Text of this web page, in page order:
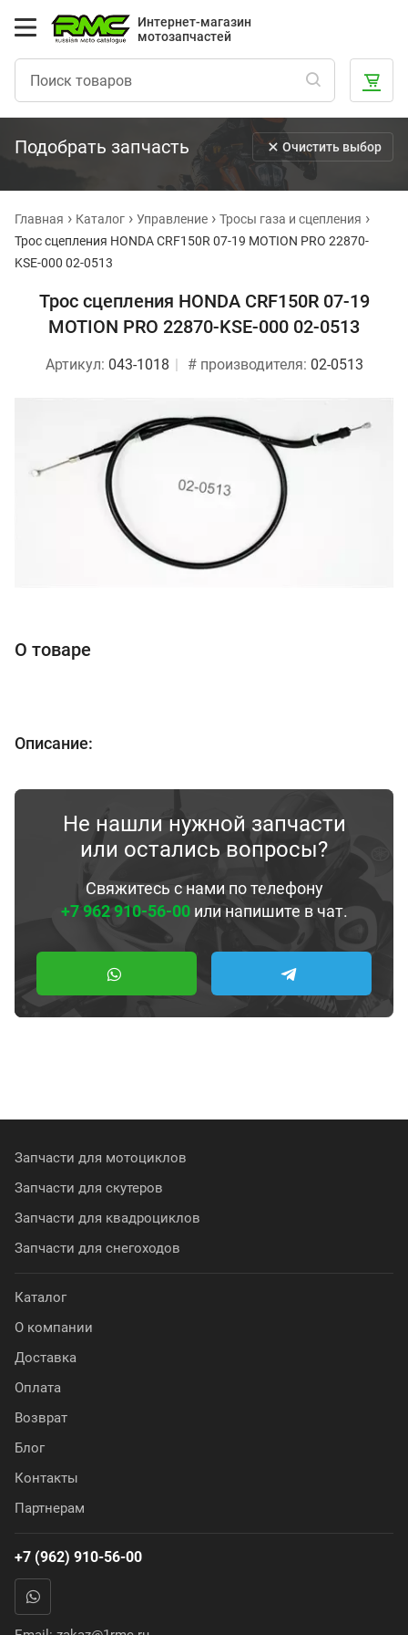
Интернет-магазин
мотозапчастей
Подобрать запчасть Очистить выбор
Главная Каталог Управление
Тросы газа и сцепления
Трос сцепления HONDA CRF150R 07-19 MOTION PRO 22870-
KSE-000 02-0513
Трос сцепления HONDA CRF150R 07-19
MOTION PRO 22870-KSE-000 02-0513
Артикул: 043-1018 # производителя: 02-0513
О товаре
Описание:
Не нашли нужной запчасти
или остались вопросы?
Свяжитесь с нами по телефону
+7 962 910-56-00или напишите в чат.
Запчасти для мотоциклов
Запчасти для скутеров
Запчасти для квадроциклов
Запчасти для снегоходов
Каталог
О компании
Доставка
Оплата
Возврат
Блог
Контакты
Партнерам
+7 (962) 910-56-00